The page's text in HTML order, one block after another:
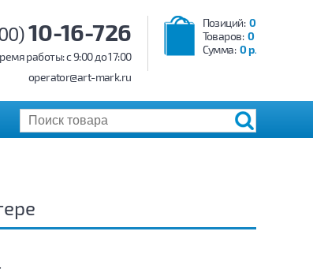
Позиций: 0
Товаров: 0
Сумма: 0 р.
10-16-726
работы: c 9:00 до 17:00
operator@art-mark.ru